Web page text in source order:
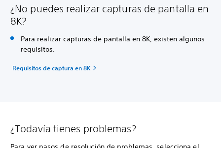
¿No puedes realizar capturas de pantalla en
8K?
Para realizar capturas de pantalla en 8K, existen algunos
requisitos.
Requisitos de captura en 8K
¿Todavía tienes problemas?